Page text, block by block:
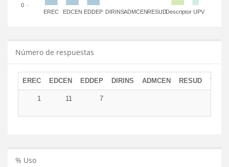
EREC EDCEN EDDEP DIRINSADMCENRESUDDescriptor UPV
0
Número de respuestas
EREC EDCEN EDDEP DIRINS ADMCEN RESUD
1 11 7
% Uso